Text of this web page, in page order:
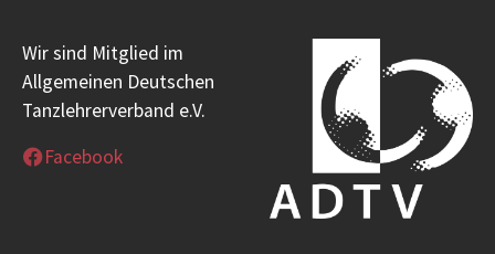
Wir sind Mitglied im
Allgemeinen Deutschen
Tanzlehrerverband e.V.
Facebook